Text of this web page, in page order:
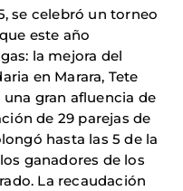
se celebró un torneo
este año
la mejora del
en Marara, Tete
gran afluencia de
de 29 parejas de
hasta las 5 de la
ganadores de los
La recaudación